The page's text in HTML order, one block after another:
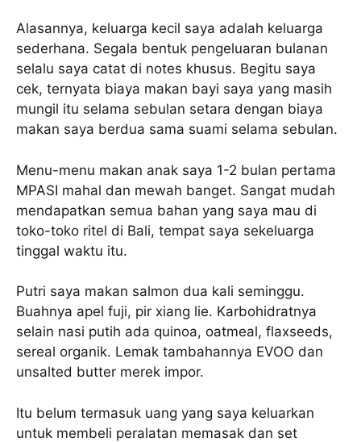
Alasannya, keluarga kecil saya adalah keluarga
sederhana. Segala bentuk pengeluaran bulanan
selalu saya catat di notes khusus. Begitu saya
cek, ternyata biaya makan bayi saya yang masih
mungil itu selama sebulan setara dengan biaya
makan saya berdua sama suami selama sebulan.
Menu-menu makan anak saya 1-2 bulan pertama
MPASI mahal dan mewah banget. Sangat mudah
mendapatkan semua bahan yang saya mau di
toko-toko ritel di Bali, tempat saya sekeluarga
tinggal waktu itu.
Putri saya makan salmon dua kali seminggu.
Buahnya apel fuji, pir xiang lie. Karbohidratnya
selain nasi putih ada quinoa, oatmeal, flaxseeds,
sereal organik. Lemak tambahannya EVOO dan
unsalted butter merek impor.
Itu belum termasuk uang yang saya keluarkan
untuk membeli peralatan memasak dan set